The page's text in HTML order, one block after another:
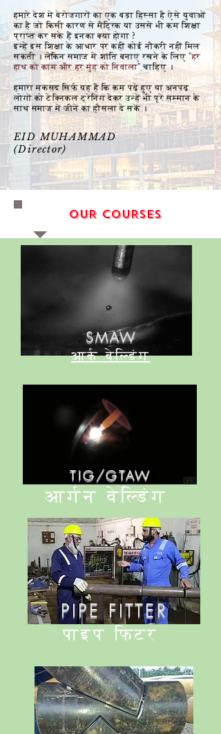
हमारे देश में बेरोजगारों का एक बड़ा हिस्सा है ऐसे युवाओं
का है जो किसी कारण से मैट्रिक या उससे भी कम शिक्षा
प्राप्त कर सके हैं इनका क्या होगा ?
इन्हें इस शिक्षा के आधार पर कहीं कोई नौकरी नहीं मिल
सकती । लेकिन समाज में शांति बनाए रखने के लिए"हर
हाथ को काम और हर मुंह को निवाला"चाहिए ।
हमारा मकसद सिर्फ यह है कि कम पढ़े हुए या अनपढ़
लोगों को टेक्निकल ट्रेनिंग देकर उन्हें भी पूरे सम्मान के
साथ समाज में जीने का हौसला दे सकें ।
EID MUHAMMAD
(Director)
OUR COURSES
SMAW
आर्क वेल्डिंग
TIG/GTAW
आर्गन वेल्डिंग
PIPE FITTER
पाइप फिटर